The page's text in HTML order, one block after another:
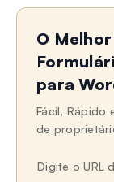
O
para
Fácil, Rápido
de
Digite o URL